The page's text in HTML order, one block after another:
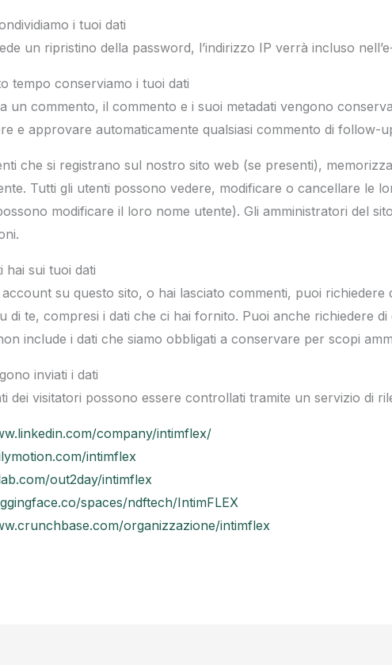
i tuoi dati
un ripristino della password, l’indirizzo IP verrà incluso
tempo conserviamo i tuoi dati
un commento, il commento e i suoi metadati vengono
e approvare automaticamente qualsiasi commento di follow-
che si registrano sul nostro sito web (se presenti),
Tutti gli utenti possono vedere, modificare o cancellare le
modificare il loro nome utente). Gli amministratori del
hai sui tuoi dati
su questo sito, o hai lasciato commenti, puoi
di te, compresi i dati che ci hai fornito. Puoi anche richiedere
include i dati che siamo obbligati a conservare per scopi
inviati i dati
dei visitatori possono essere controllati tramite un servizio di
company/intimflex/
intimflex
out2day/intimflex
spaces/ndftech/IntimFLEX
organizzazione/intimflex